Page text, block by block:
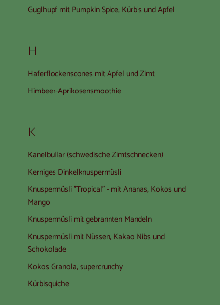
Guglhupf mit Pumpkin Spice, Kürbis und Apfel
H
Haferflockenscones mit Apfel und Zimt
Himbeer-Aprikosensmoothie
K
Kanelbullar (schwedische Zimtschnecken)
Kerniges Dinkelknuspermüsli
Knuspermüsli "Tropical" - mit Ananas, Kokos und
Mango
Knuspermüsli mit gebrannten Mandeln
Knuspermüsli mit Nüssen, Kakao Nibs und
Schokolade
Kokos Granola, supercrunchy
Kürbisquiche